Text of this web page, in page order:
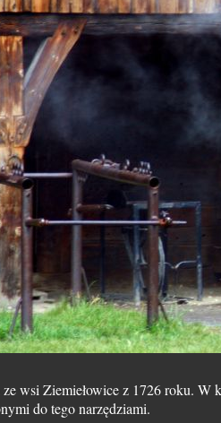
wsi Ziemiełowice z 1726 roku. W
do tego narzędziami.